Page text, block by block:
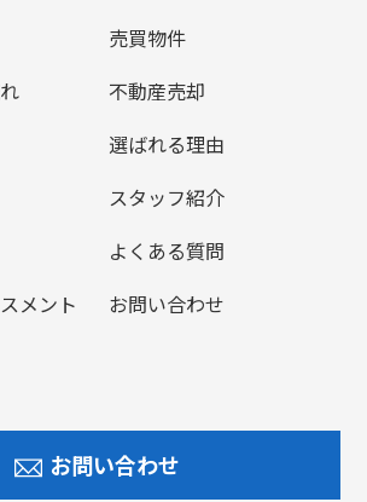
売買物件
不動産売却
選ばれる理由
スタッフ紹介
よくある質問
メント
お問い合わせ
お問い合わせ